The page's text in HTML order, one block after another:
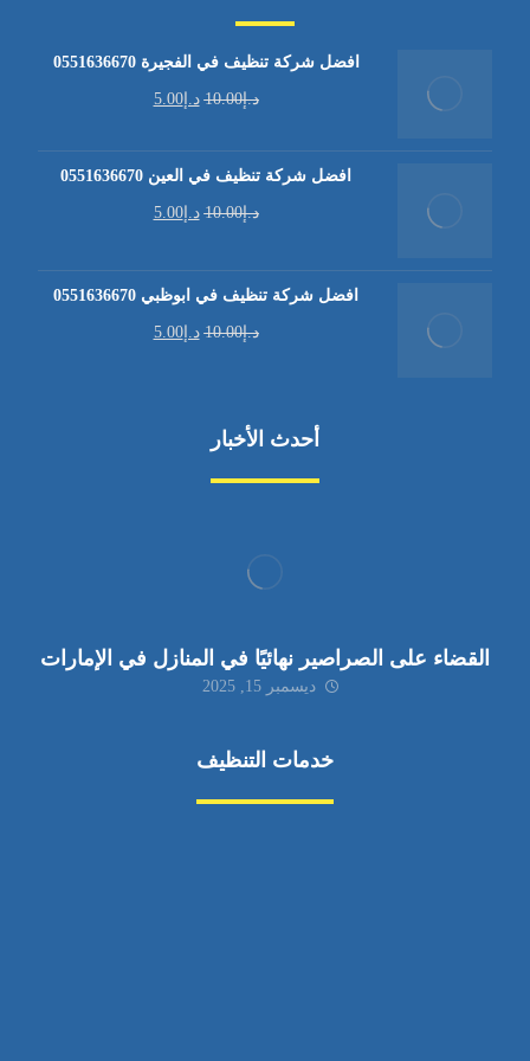
افضل شركة تنظيف في الفجيرة 0551636670
د.إ10.00 د.إ5.00
افضل شركة تنظيف في العين 0551636670
د.إ10.00 د.إ5.00
افضل شركة تنظيف في ابوظبي 0551636670
د.إ10.00 د.إ5.00
أحدث الأخبار
القضاء على الصراصير نهائيًا في المنازل في الإمارات
ديسمبر 15, 2025
خدمات التنظيف